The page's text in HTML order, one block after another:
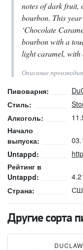
notes of dark fruit,
bourbon. This
‘Chocolate
bourbon with a
light caramel, with
Описание
Пивоварня:
Стиль:
Алкоголь:
Начало
выпуска:
Untappd:
Рейтинг в
Untappd:
Страна:
Другие сорта